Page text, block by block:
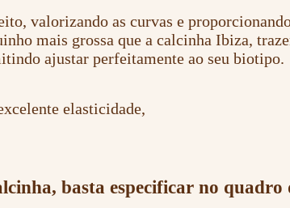
valorizando as curvas e
mais grossa que a calcinha Ibiza,
ajustar perfeitamente ao seu biotipo.
elasticidade,
basta especificar no quadro